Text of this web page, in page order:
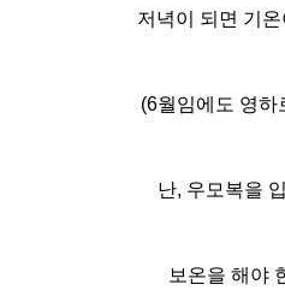
저녁이 되면 기
(6월임에도 영하
난, 우모복을
보온을 해야